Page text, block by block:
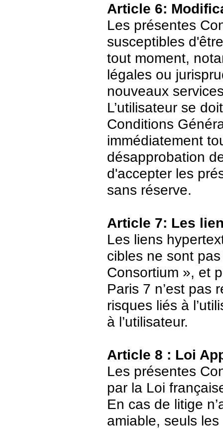
Article 6:
Les présentes
susceptibles
tout moment,
légales ou
nouveaux
L’utilisateur se
Conditions
immédiatement
désapprobation
d'accepter les
sans réserve.
Article 7: Les
Les liens
cibles ne sont
Consortium », et
Paris 7 n’est pas
risques liés à
à l’utilisateur.
Article 8 : Loi
Les présentes
par la Loi
En cas de litige
amiable, seuls